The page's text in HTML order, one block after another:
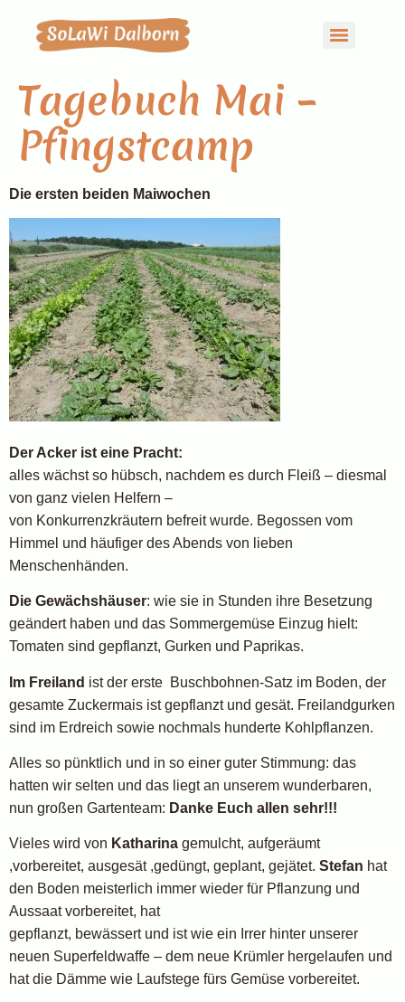
Tagebuch Mai –
Pfingstcamp
Die ersten beiden Maiwochen
Der Acker ist eine Pracht:
alles wächst so hübsch, nachdem es durch Fleiß – diesmal
von ganz vielen Helfern –
von Konkurrenzkräutern befreit wurde. Begossen vom
Himmel und häufiger des Abends von lieben
Menschenhänden.
Die Gewächshäuser: wie sie in Stunden ihre Besetzung
geändert haben und das Sommergemüse Einzug hielt:
Tomaten sind gepflanzt, Gurken und Paprikas.
Im Freiland ist der erste Buschbohnen-Satz im Boden, der
gesamte Zuckermais ist gepflanzt und gesät. Freilandgurken
sind im Erdreich sowie nochmals hunderte Kohlpflanzen.
Alles so pünktlich und in so einer guter Stimmung: das
hatten wir selten und das liegt an unserem wunderbaren,
nun großen Gartenteam: Danke Euch allen sehr!!!
Vieles wird von Katharina gemulcht, aufgeräumt
,vorbereitet, ausgesät ,gedüngt, geplant, gejätet. Stefan hat
den Boden meisterlich immer wieder für Pflanzung und
Aussaat vorbereitet, hat
gepflanzt, bewässert und ist wie ein Irrer hinter unserer
neuen Superfeldwaffe – dem neue Krümler hergelaufen und
hat die Dämme wie Laufstege fürs Gemüse vorbereitet.